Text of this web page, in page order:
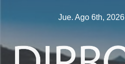
Jue. Ago 6th, 2026